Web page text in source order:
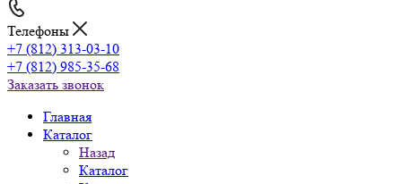
Телефоны
+7 (812) 313-03-10
+7 (812) 985-35-68
Заказать звонок
Главная
Каталог
Назад
Каталог